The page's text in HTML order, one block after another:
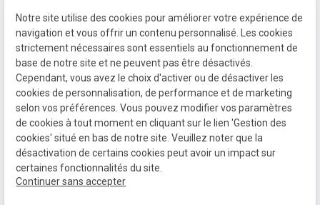
Nos références
Prestations
Actualités
Contact
Mentions
légales
Politique de
confidentialité
Gestion
des
Plan du
site
Siret :50085147200026
Notre site utilise des cookies pour améliorer votre expérience de
navigation et vous offrir un contenu personnalisé. Les cookies
strictement nécessaires sont essentiels au fonctionnement de
base de notre site et ne peuvent pas être désactivés.
Cependant, vous avez le choix d'activer ou de désactiver les
cookies de personnalisation, de performance et de marketing
selon vos préférences. Vous pouvez modifier vos paramètres
de cookies à tout moment en cliquant sur le lien 'Gestion des
cookies' situé en bas de notre site. Veuillez noter que la
désactivation de certains cookies peut avoir un impact sur
certaines fonctionnalités du site.
Continuer sans accepter